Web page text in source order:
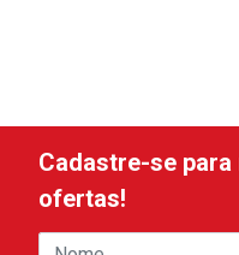
Cadastre-se
ofertas!